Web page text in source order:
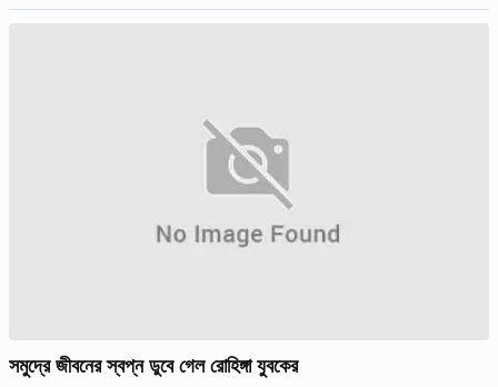
সমুদ্রে জীবনের স্বপ্ন ডুবে গেল রোহিঙ্গা যুবকের